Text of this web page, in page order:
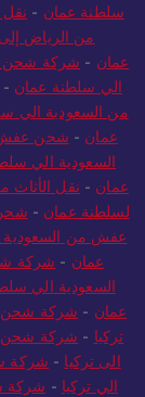
سلطنة عمان -
من الرياض
عمان - شركة شحن
الي سلطنة عمان -
من السعودية الي
عمان - شحن عفش
السعودية الي
عمان - نقل الأثاث
لسلطنة عمان -
عفش من السعودية
عمان - شركة
السعودية الي
عمان - شركة شحن
تركيا - شركة شحن
الى تركيا - شركة
الي تركيا - شركة